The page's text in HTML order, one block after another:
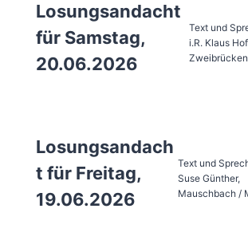
Losungsandacht
für Samstag,
20.06.2026
Text und
i.R. Klaus
Zweibrücken
Losungsandach
t für Freitag,
19.06.2026
Text und
Suse Günther,
Mauschbach /